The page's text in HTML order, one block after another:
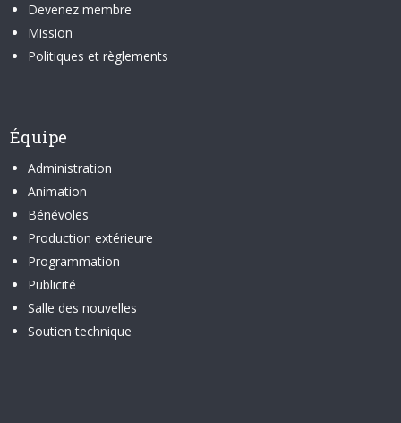
Devenez membre
Mission
Politiques et règlements
Équipe
Administration
Animation
Bénévoles
Production extérieure
Programmation
Publicité
Salle des nouvelles
Soutien technique